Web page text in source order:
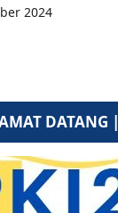
2024
DATANG |